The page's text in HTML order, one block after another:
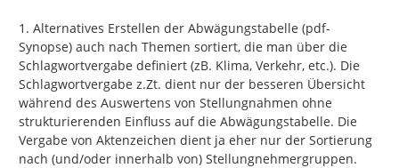
1. Alternatives Erstellen der Abwägungstabelle (pdf-
Synopse) auch nach Themen sortiert, die man über die
Schlagwortvergabe definiert (zB. Klima, Verkehr, etc.). Die
Schlagwortvergabe z.Zt. dient nur der besseren Übersicht
während des Auswertens von Stellungnahmen ohne
strukturierenden Einfluss auf die Abwägungstabelle. Die
Vergabe von Aktenzeichen dient ja eher nur der Sortierung
nach (und/oder innerhalb von) Stellungnehmergruppen.